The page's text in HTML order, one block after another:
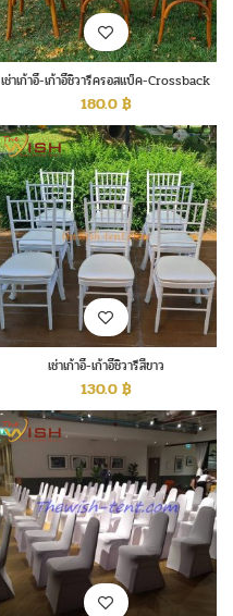
เช่าเก้าอี้-เก้าอี้ชิวารีครอสแบ็ค-Crossback
180.0฿
เช่าเก้าอี้-เก้าอี้ชิวารีสีขาว
130.0฿